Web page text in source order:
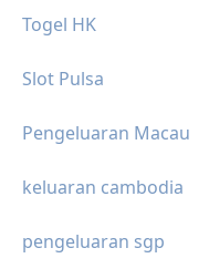
Togel HK
Slot Pulsa
Pengeluaran Macau
keluaran cambodia
pengeluaran sgp